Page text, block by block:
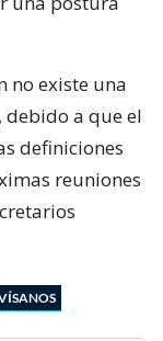
no existe una
a que el
definiciones
reuniones